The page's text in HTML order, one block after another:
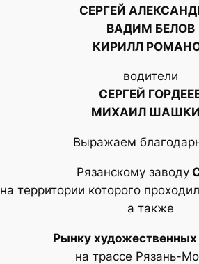
СЕРГЕЙ
ВАДИМ БЕЛОВ
КИРИЛЛ
водители
СЕРГЕЙ
МИХАИЛ
Выражаем
Рязанскому заводу
на территории которого
а также
Рынку художественных
на трассе Рязань-